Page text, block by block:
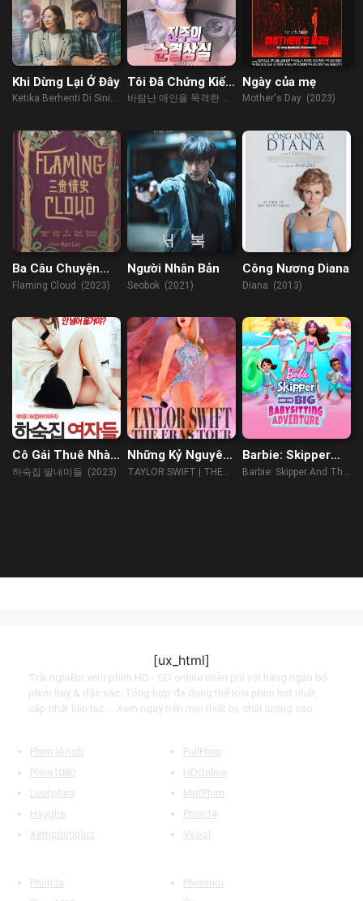
Khi Dừng Lại Ở Đây
Ketika Berhenti Di Sini
Tôi Đã Chứng Kiến
Người Yêu Ngoại
바람난 애인을 목격한 뒤
Ngày của mẹ
Mother's Day (2023)
Ba Câu Chuyện
Tình
Flaming Cloud (2023)
Người Nhân Bản
Seobok (2021)
Công Nương Diana
Diana (2013)
Cô Gái Thuê Nhà
Trọ
하숙집 딸내미들 (2023)
Những Kỷ Nguyên
Của Taylor Swift
TAYLOR SWIFT | THE
Barbie: Skipper
And the Big
Barbie: Skipper And The